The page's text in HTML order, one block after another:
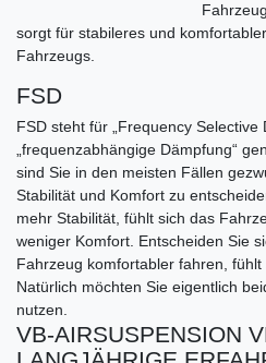
sorgt für stabileres und
Fahrzeugs.
FSD
FSD steht für „Frequency Selective
„frequenzabhängige Dämpfung“
sind Sie in den meisten Fällen
Stabilität und Komfort zu
mehr Stabilität, fühlt sich das
weniger Komfort. Entscheiden Sie
Fahrzeug komfortabler fahren,
Natürlich möchten Sie eigentlich
nutzen.
VB-AIRSUSPENSION